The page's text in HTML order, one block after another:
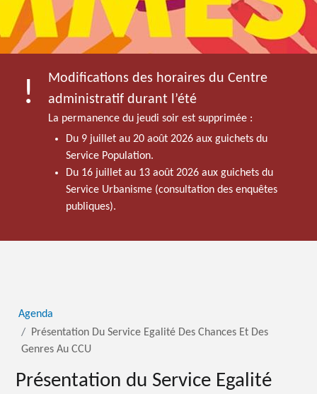
Modifications des horaires du Centre
administratif durant l’été
La permanence du jeudi soir est supprimée :
Du 9 juillet au 20 août 2026 aux guichets du
Service Population.
Du 16 juillet au 13 août 2026 aux guichets du
Service Urbanisme (consultation des enquêtes
publiques).
Agenda
Présentation Du Service Egalité Des Chances Et Des
Genres Au CCU
Présentation du Service Egalité